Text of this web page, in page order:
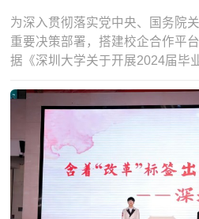
为深入贯彻落实党中央、国务院
重要决策部署，搭建校企合作平
据《深圳大学关于开展2024届毕
组织开展了“走进华为”“访企拓岗
由深圳大学研究生院院长刘永带
与。首先，师生们在华为工作人
书馆。在工作人员的介绍下，...